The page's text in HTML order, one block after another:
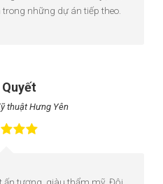
những dự án tiếp theo.
thuật Hưng Yên